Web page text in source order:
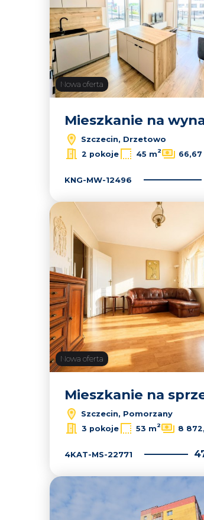
Nowa oferta
Mieszkanie na
Szczecin, Drzetowo
2 pokoje 45 m2 66,67
KNG-MW-12496
Nowa oferta
Mieszkanie na
Szczecin, Pomorzany
3 pokoje 53 m2 8
4KAT-MS-22771